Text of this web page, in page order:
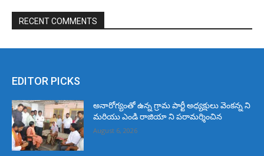
RECENT COMMENTS
EDITOR PICKS
అనారోగ్యంతో ఉన్న గ్రామ పార్టీ అధ్యక్షులు వెంకన్న ని
మరియు ఎండి రాజియా ని పరామర్శించిన
August 6, 2026